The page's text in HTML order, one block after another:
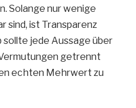
Solange nur wenige
sind, ist Transparenz
sollte jede Aussage über
getrennt
echten Mehrwert zu